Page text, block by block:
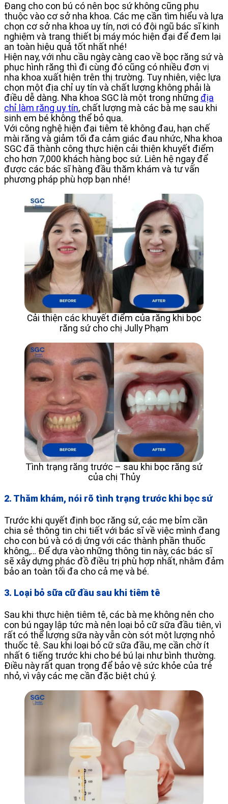
Đang cho con bú có nên bọc sứ không cũng phụ
thuộc vào cơ sở nha khoa. Các mẹ cần tìm hiểu và lựa
chọn cơ sở nha khoa uy tín, nơi có đội ngũ bác sĩ kinh
nghiệm và trang thiết bị máy móc hiện đại để đem lại
an toàn hiệu quả tốt nhất nhé!
Hiện nay, với nhu cầu ngày càng cao về bọc răng sứ và
phục hình răng thì đi cùng đó cũng có nhiều đơn vị
nha khoa xuất hiện trên thị trường. Tuy nhiên, việc lựa
chọn một địa chỉ uy tín và chất lượng không phải là
điều dễ dàng. Nha khoa SGC là một trong những địa
chỉ làm răng uy tín, chất lượng mà các bà mẹ sau khi
sinh em bé không thể bỏ qua.
Với công nghệ hiện đại tiêm tê không đau, hạn chế
mài răng và giảm tối đa cảm giác đau nhức, Nha khoa
SGC đã thành công thực hiện cải thiện khuyết điểm
cho hơn 7,000 khách hàng bọc sứ. Liên hệ ngay để
được các bác sĩ hàng đầu thăm khám và tư vấn
phương pháp phù hợp bạn nhé!
Cải thiện các khuyết điểm của răng khi bọc
răng sứ cho chị Jully Phạm
Tình trạng răng trước – sau khi bọc răng sứ
của chị Thủy
2. Thăm khám, nói rõ tình trạng trước khi bọc sứ
Trước khi quyết định bọc răng sứ, các mẹ bỉm cần
chia sẻ thông tin chi tiết với bác sĩ về việc mình đang
cho con bú và có dị ứng với các thành phần thuốc
không,… Để dựa vào những thông tin này, các bác sĩ
sẽ xây dựng phác đồ điều trị phù hợp nhất, nhằm đảm
bảo an toàn tối đa cho cả mẹ và bé.
3. Loại bỏ sữa cữ đầu sau khi tiêm tê
Sau khi thực hiện tiêm tê, các bà mẹ không nên cho
con bú ngay lập tức mà nên loại bỏ cữ sữa đầu tiên, vì
rất có thể lượng sữa này vẫn còn sót một lượng nhỏ
thuốc tê. Sau khi loại bỏ cữ sữa đầu, mẹ cần chờ ít
nhất 6 tiếng trước khi cho bé bú lại như bình thường.
Điều này rất quan trọng để bảo vệ sức khỏe của trẻ
nhỏ, vì vậy các mẹ cần đặc biệt chú ý.